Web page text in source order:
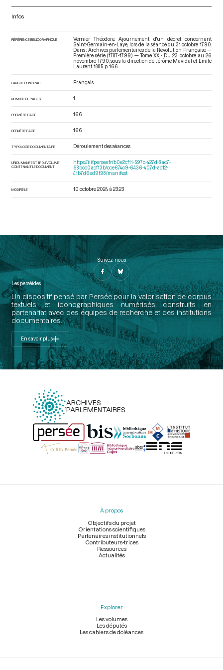
Infos
RÉFÉRENCE BIBLIOGRAPHIQUE
Vernier Théodore. Ajournement d'un décret concernant
Saint-Germain-en-Laye, lors de la séance du 31 octobre 1790.
Dans : Archives parlementaires de la Révolution Française —
Première série (1787-1799) — Tome XX - Du 23 octobre au 26
novembre 1790 , sous la direction de Jérôme Mavidal et Emile
Laurent. 1885. p. 166.
LANGUE PRINCIPALE Français
NOMBRE DE PAGES 1
PREMIÈRE PAGE 166
DERNIÈRE PAGE 166
TYPOLOGIE DOCUMENTAIRE Déroulement des séances
URI DU MANIFEST IIIF DU VOLUME
CONTENANT LE DOCUMENT
https://iiif.persee.fr/b0e2cf11-597c-427d-8ac7-
68bcc0acf13b/cce674c9-6436-407d-ac12-
41b7d6ed9f98/manifest
MODIFIÉ LE 10 octobre 2024 à 23:23
Suivez-nous
Les perséides
Un dispositif pensé par Persée pour la valorisation de corpus
textuels et iconographiques numérisés construits en
partenariat avec des équipes de recherche et des institutions
documentaires.
En savoir plus
ARCHIVES
PARLEMENTAIRES
Menu
À propos
Objectifs du projet
Orientations scientifiques
Partenaires institutionnels
Contributeurs-trices
Ressources
Actualités
Explorer
Les volumes
Les députés
Les cahiers de doléances